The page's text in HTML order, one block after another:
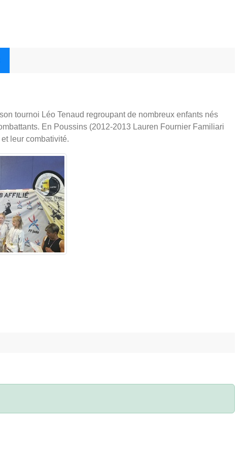
tournoi Léo Tenaud regroupant de nombreux enfants nés
En Poussins (2012-2013 Lauren Fournier Familiari
leur combativité.